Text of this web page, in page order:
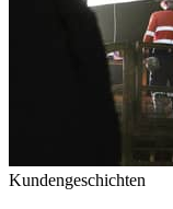
Kundengeschichten